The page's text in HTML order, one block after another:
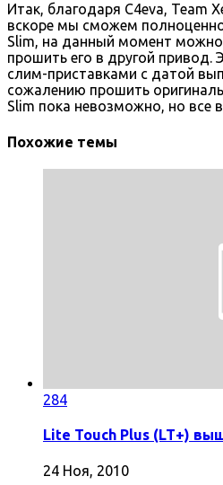
Итак, благодаря C4eva, Team
вскоре мы сможем
Slim, на данный момент
прошить его в другой
слим-приставками с датой
сожалению прошить
Slim пока невозможно, но все
Похожие темы
284
Lite Touch Plus (LT+)
24 Ноя, 2010